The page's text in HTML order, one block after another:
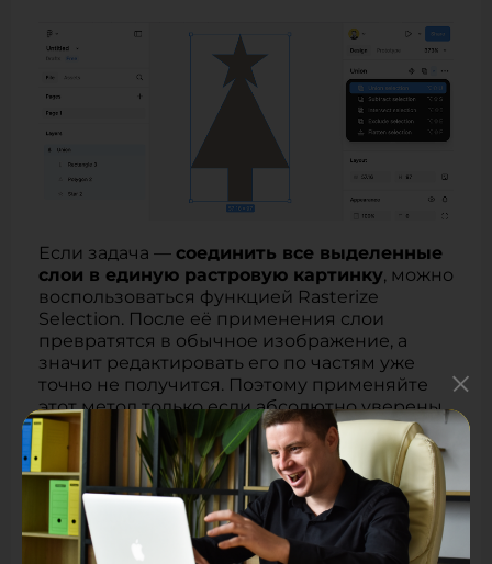
Если задача — соединить все выделенные
слои в единую растровую картинку, можно
воспользоваться функцией Rasterize
Selection. После её применения слои
превратятся в обычное изображение, а
значит редактировать его по частям уже
точно не получится. Поэтому применяйте
этот метод только если абсолютно уверены
в его необходимости.